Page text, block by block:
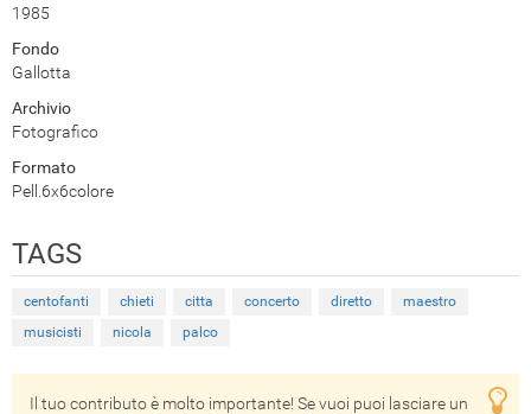
1985
Fondo
Gallotta
Archivio
Fotografico
Formato
Pell.6x6colore
TAGS
centofanti chieti citta concerto diretto
maestro
musicisti
nicola palco
Il tuo contributo è molto importante! Se vuoi puoi lasciare un